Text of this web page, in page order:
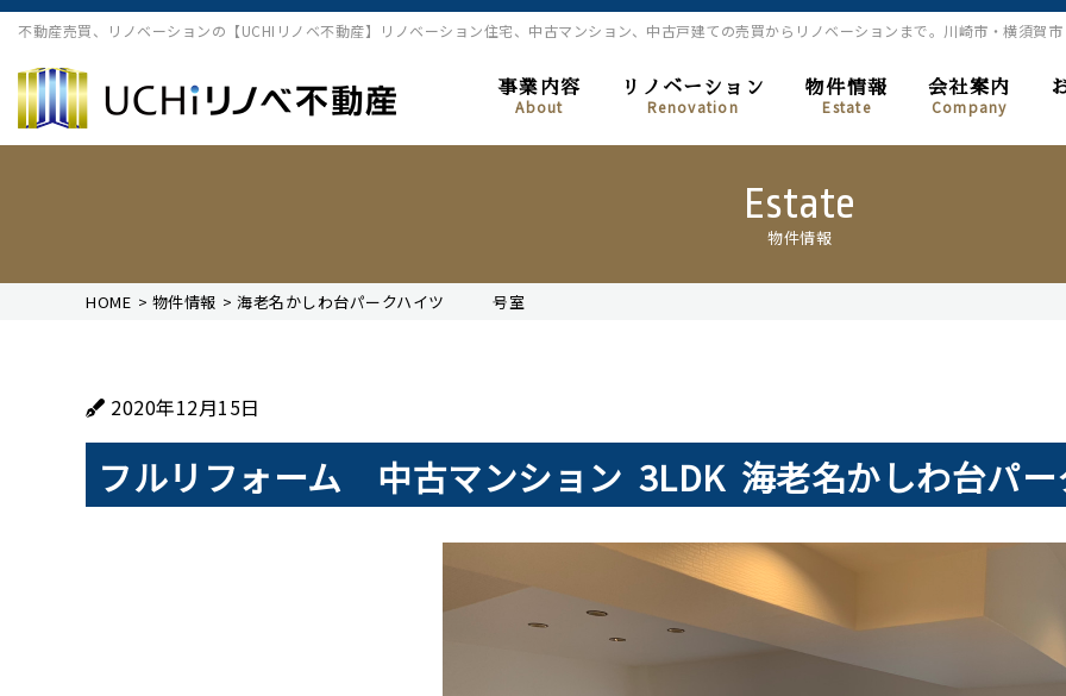
不動産売買、リノベーションの【UCHIリノベ不動産】リノベーション住宅、中古マンション、中古戸建ての売買からリノベーションまで。川崎市・横須賀市
事業内容
About
リノベーション
Renovation
物件情報
Estate
会社案内
Company
Estate
物件情報
HOME > 物件情報 > 海老名かしわ台パークハイツ 号室
2020年12月15日
フルリフォーム 中古マンション 3LDK 海老名かしわ台